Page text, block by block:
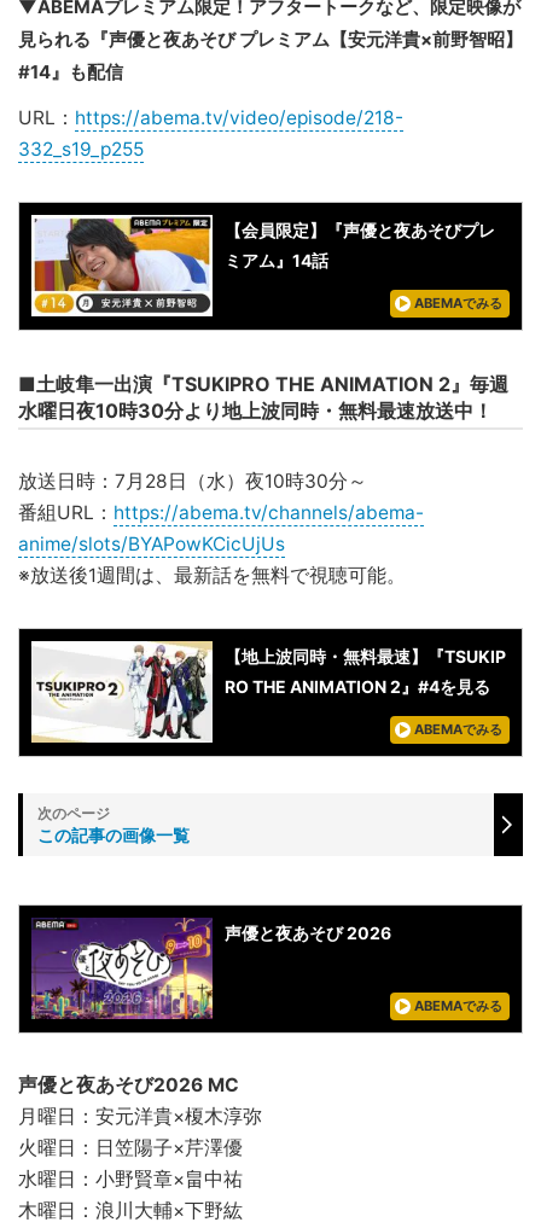
▼ABEMAプレミアム限定！アフタートークなど、限定映像が
見られる『声優と夜あそび プレミアム【安元洋貴×前野智昭】
#14』も配信
URL： https://abema.tv/video/episode/218-
332_s19_p255
【会員限定】『声優と夜あそびプレ
ミアム』14話
ABEMAでみる
■土岐隼一出演『TSUKIPRO THE ANIMATION 2』毎週
水曜日夜10時30分より地上波同時・無料最速放送中！
放送日時：7月28日（水）夜10時30分～
番組URL： https://abema.tv/channels/abema-
anime/slots/BYAPowKCicUjUs
※放送後1週間は、最新話を無料で視聴可能。
【地上波同時・無料最速】『TSUKIP
RO THE ANIMATION 2』#4を見る
ABEMAでみる
この記事の画像一覧
声優と夜あそび 2026
ABEMAでみる
声優と夜あそび2026 MC
月曜日：安元洋貴×榎木淳弥
火曜日：日笠陽子×芹澤優
水曜日：小野賢章×畠中祐
木曜日：浪川大輔×下野紘